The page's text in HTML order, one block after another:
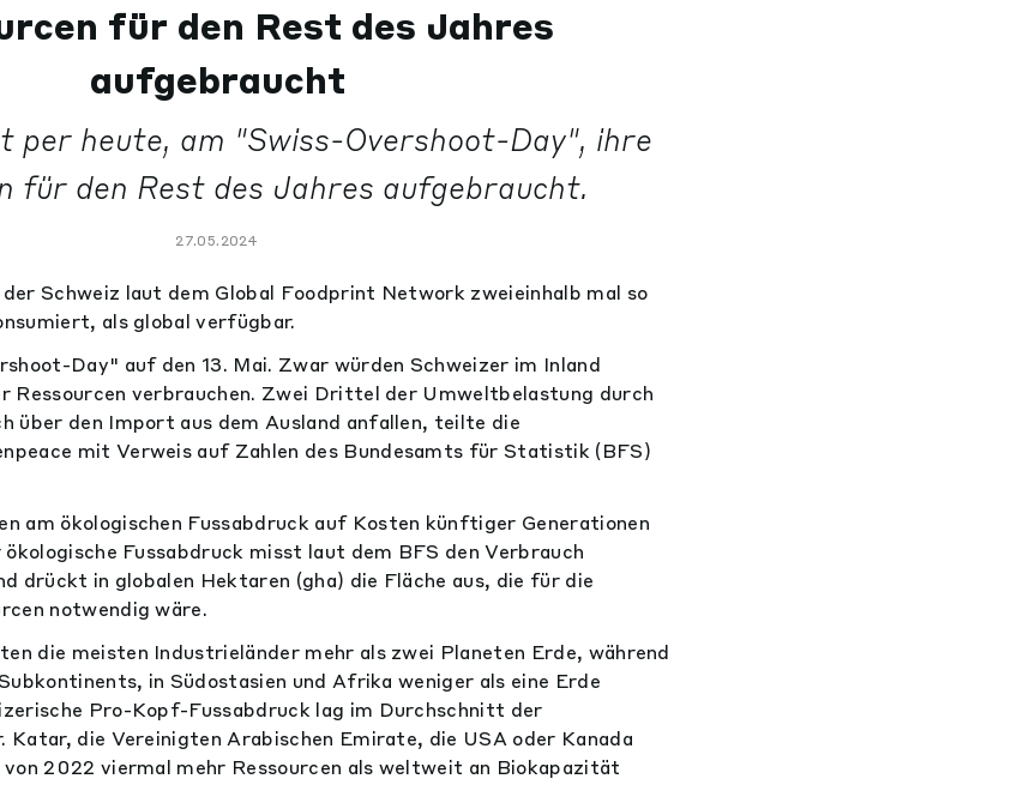
für den Rest des Jahres
aufgebraucht
per heute, am "Swiss-Overshoot-Day", ihre
für den Rest des Jahres aufgebraucht.
27.05.2024
Schweiz laut dem Global Foodprint Network zweieinhalb mal so
als global verfügbar.
Day" auf den 13. Mai. Zwar würden Schweizer im Inland
Ressourcen verbrauchen. Zwei Drittel der Umweltbelastung durch
über den Import aus dem Ausland anfallen, teilte die
mit Verweis auf Zahlen des Bundesamts für Statistik (BFS)
am ökologischen Fussabdruck auf Kosten künftiger Generationen
Fussabdruck misst laut dem BFS den Verbrauch
drückt in globalen Hektaren (gha) die Fläche aus, die für die
notwendig wäre.
die meisten Industrieländer mehr als zwei Planeten Erde, während
in Südostasien und Afrika weniger als eine Erde
Pro-Kopf-Fussabdruck lag im Durchschnitt der
Katar, die Vereinigten Arabischen Emirate, die USA oder Kanada
2022 viermal mehr Ressourcen als weltweit an Biokapazität